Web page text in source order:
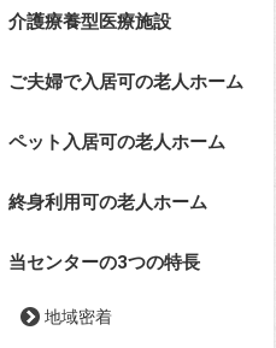
介護療養型医療施設
ご夫婦で入居可の老人ホーム
ペット入居可の老人ホーム
終身利用可の老人ホーム
当センターの3つの特長
地域密着